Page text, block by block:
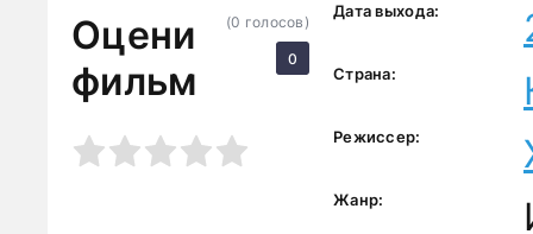
Оцени
фильм
5
(0 голосов)
0
Дата выхода:
Страна:
Режиссер:
Жанр: